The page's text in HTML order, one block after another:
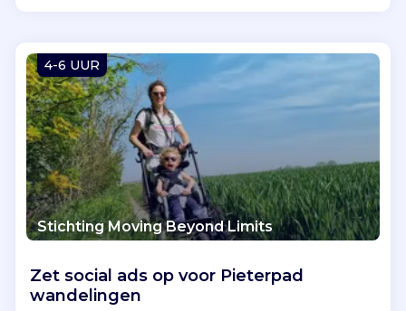
4-6 UUR
Stichting Moving Beyond Limits
Zet social ads op voor Pieterpad
wandelingen